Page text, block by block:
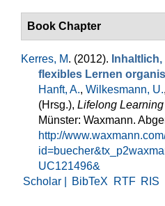
Book Chapter
Kerres, M. (2012).
flexibles Lernen
Hanft, A., Wilkesmann, U.
(Hrsg.), Lifelong
Münster: Waxmann.
http://
UC121496&
Scholar |
BibTeX RTF RIS